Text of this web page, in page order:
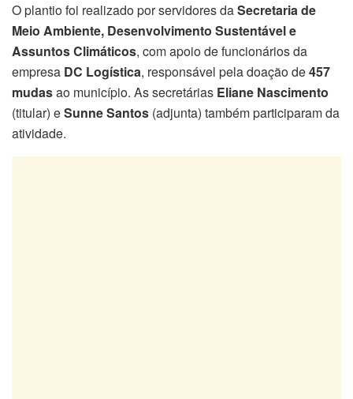
O plantio foi realizado por servidores daSecretaria de
Meio Ambiente, Desenvolvimento Sustentável e
Assuntos Climáticos, com apoio de funcionários da
empresa DC Logística, responsável pela doação de457
mudasao município. As secretárias Eliane Nascimento
(titular) eSunne Santos (adjunta) também participaram da
atividade.